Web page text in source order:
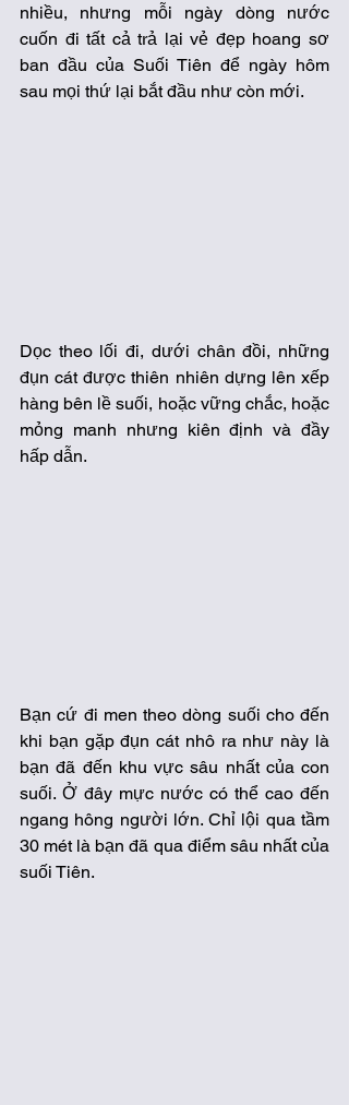
nhiều, nhưng mỗi ngày dòng nước
cuốn đi tất cả trả lại vẻ đẹp hoang sơ
ban đầu của Suối Tiên để ngày hôm
sau mọi thứ lại bắt đầu như còn mới.
Dọc theo lối đi, dưới chân đồi, những
đụn cát được thiên nhiên dựng lên xếp
hàng bên lề suối, hoặc vững chắc, hoặc
mỏng manh nhưng kiên định và đầy
hấp dẫn.
Bạn cứ đi men theo dòng suối cho đến
khi bạn gặp đụn cát nhô ra như này là
bạn đã đến khu vực sâu nhất của con
suối. Ở đây mực nước có thể cao đến
ngang hông người lớn. Chỉ lội qua tầm
30 mét là bạn đã qua điểm sâu nhất của
suối Tiên.